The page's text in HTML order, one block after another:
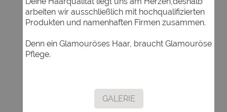
arbeiten wir ausschließlich mit hochqualifizierten
Produkten und namenhaften Firmen zusammen.
Denn ein Glamouröses Haar, braucht Glamouröse
Pflege.
GALERIE